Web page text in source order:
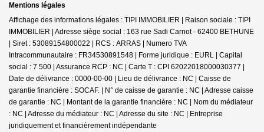
Mentions légales
Affichage des informations légales : TIPI IMMOBILIER | Raison sociale : TIPI
IMMOBILIER | Adresse siège social : 163 rue Sadi Carnot - 62400 BETHUNE
| Siret : 53089154800022 | RCS : ARRAS | Numero TVA
Intracommunautaire : FR34530891548 | Forme juridique : EURL | Capital
social : 7 500 | Assurance RCP : NC | Carte T : CPI 62022018000030377 |
Date de délivrance : 0000-00-00 | Lieu de délivrance : NC | Caisse de
garantie financière : SOCAF. | N° de caisse de garantie : NC | Adresse caisse
de garantie : NC | Montant de la garantie financière : NC | Nom du médiateur
: NC | Adresse du médiateur : NC | Adresse du site : NC | Entreprise
juridiquement et financièrement indépendante